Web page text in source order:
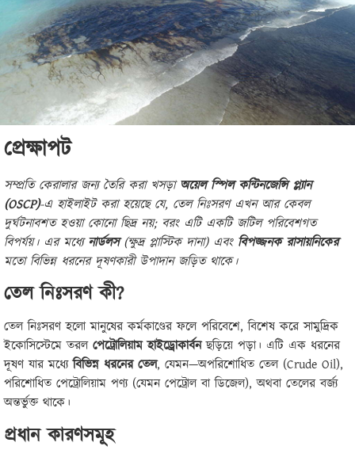
প্রেক্ষাপট
সম্প্রতি কেরালার জন্য তৈরি করা খসড়াঅয়েল স্পিল কন্টিনজেন্সি প্ল্যান
(OSCP)-এ হাইলাইট করা হয়েছে যে, তেল নিঃসরণ এখন আর কেবল
দুর্ঘটনাবশত হওয়া কোনো ছিদ্র নয়; বরং এটি একটি জটিল পরিবেশগত
বিপর্যয়। এর মধ্যেনার্ডলস(ক্ষুদ্র প্লাস্টিক দানা) এবং বিপজ্জনক রাসায়নিকের
মতো বিভিন্ন ধরনের দূষণকারী উপাদান জড়িত থাকে।
তেল নিঃসরণ কী?
তেল নিঃসরণ হলো মানুষের কর্মকাণ্ডের ফলে পরিবেশে, বিশেষ করে সামুদ্রিক
ইকোসিস্টেমে তরল পেট্রোলিয়াম হাইড্রোকার্বনছড়িয়ে পড়া। এটি এক ধরনের
দূষণ যার মধ্যেবিভিন্ন ধরনের তেল, যেমন—অপরিশোধিত তেল (Crude Oil),
পরিশোধিত পেট্রোলিয়াম পণ্য (যেমন পেট্রোল বা ডিজেল), অথবা তেলের বর্জ্য
অন্তর্ভুক্ত থাকে।
প্রধান কারণসমূহ